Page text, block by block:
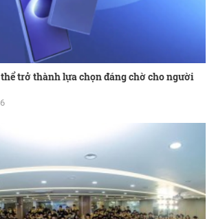
thể trở thành lựa chọn đáng chờ cho người